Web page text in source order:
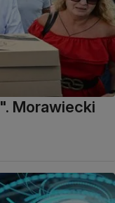
Morawiecki